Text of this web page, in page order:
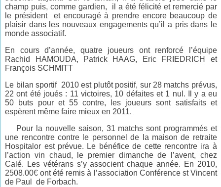
champ puis, comme gardien, il a été félicité et remercié par
le président et encouragé à prendre encore beaucoup de
plaisir dans les nouveaux engagements qu’il a pris dans le
monde associatif.
En cours d’année, quatre joueurs ont renforcé l’équipe
Rachid HAMOUDA, Patrick HAAG, Eric FRIEDRICH et
François SCHMITT
Le bilan sportif 2010 est plutôt positif, sur 28 matchs prévus,
22 ont été joués : 11 victoires, 10 défaites et 1 nul. Il y a eu
50 buts pour et 55 contre, les joueurs sont satisfaits et
espèrent même faire mieux en 2011.
Pour la nouvelle saison, 31 matchs sont programmés et
une rencontre contre le personnel de la maison de retraite
Hospitalor est prévue. Le bénéfice de cette rencontre ira à
l’action vin chaud, le premier dimanche de l’avent, chez
Calé. Les vétérans s’y associent chaque année. En 2010,
2508.00€ ont été remis à l’association Conférence st Vincent
de Paul de Forbach.